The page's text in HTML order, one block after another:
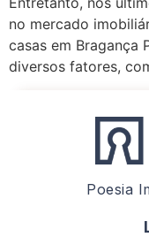
no mercado
casas em Bragança
diversos fatores,
Poesia